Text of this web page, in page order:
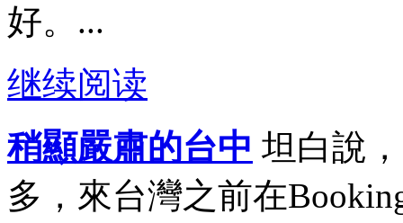
好。...
继续阅读
稍顯嚴肅的台中 坦白說
多，來台灣之前在